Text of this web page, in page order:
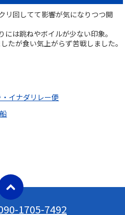
リ回してて影響が気になりつつ開
は跳ねやボイルが少ない印象。
たが食い気上がらず苦戦しました。
イナダリレー便
1705-7492